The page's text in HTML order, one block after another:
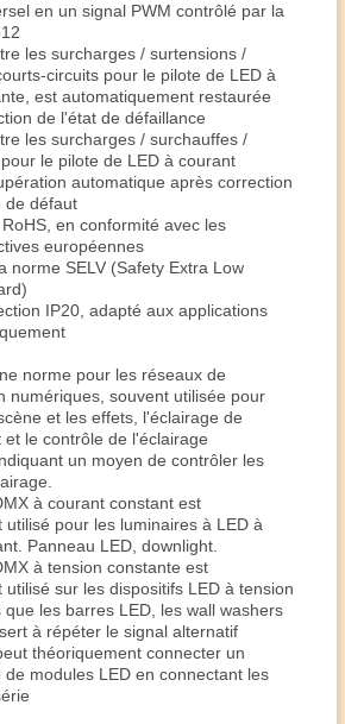
en un signal PWM contrôlé par la
les surcharges / surtensions /
circuits pour le pilote de LED à
est automatiquement restaurée
de l'état de défaillance
les surcharges / surchauffes /
le pilote de LED à courant
automatique après correction
de défaut
en conformité avec les
européennes
norme SELV (Safety Extra Low
IP20, adapté aux applications
norme pour les réseaux de
numériques, souvent utilisée pour
et les effets, l'éclairage de
et le contrôle de l'éclairage
un moyen de contrôler les
à courant constant est
utilisé pour les luminaires à LED à
Panneau LED, downlight.
à tension constante est
utilisé sur les dispositifs LED à tension
que les barres LED, les wall washers
à répéter le signal alternatif
théoriquement connecter un
de modules LED en connectant les